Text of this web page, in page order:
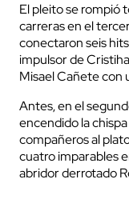
El pleito se rompió
carreras en el
conectaron seis
impulsor de
Misael Cañete con
Antes, en el
encendido la
compañeros al
cuatro imparables
abridor derrotado